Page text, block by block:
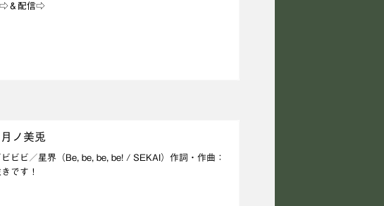
⇨＆配信⇨
ノ美兎
ビビ／星界（Be, be, be, be! / SEKAI）作詞・作曲：
です！